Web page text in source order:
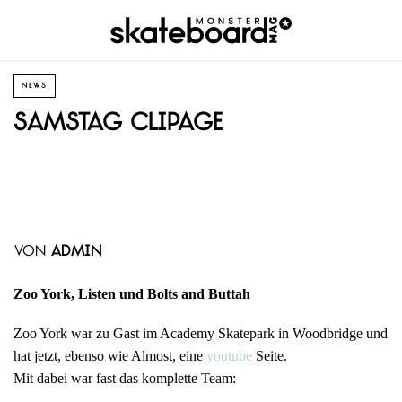
NEWS
Samstag Clipage
von admin
Zoo York, Listen und Bolts and Buttah
Zoo York war zu Gast im Academy Skatepark in Woodbridge und
hat jetzt, ebenso wie Almost, eine youtube Seite.
Mit dabei war fast das komplette Team: